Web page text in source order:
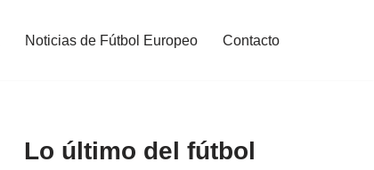
Noticias de Fútbol Europeo Contacto
Lo último del fútbol